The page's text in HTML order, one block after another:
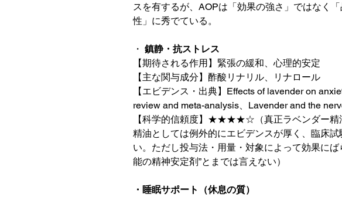
スを有するが、AOPは「効果の強さ」ではなく
性」に秀でている。
・ 鎮静・抗ストレス
【期待される作用】緊張の緩和、心理的安定
【主な関与成分】酢酸リナリル、リナロール
【エビデンス・出典】Effects of lavender on
review and meta-analysis、Lavender and the
【科学的信頼度】★★★★☆（真正ラベンダー精
精油としては例外的にエビデンスが厚く、臨床
い。ただし投与法・用量・対象によって効果にば
能の精神安定剤”とまでは言えない）
・睡眠サポート（休息の質）